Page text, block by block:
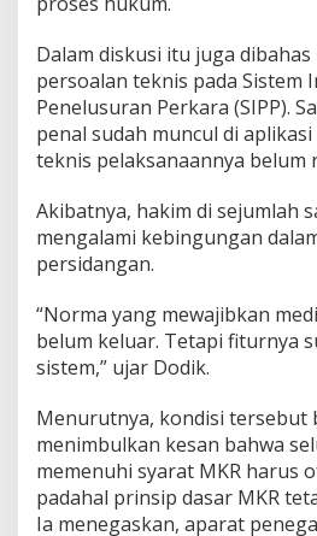
Dalam diskusi itu juga dibahas
persoalan teknis pada Sistem
Penelusuran Perkara (SIPP).
penal sudah muncul di
teknis pelaksanaannya belum
Akibatnya, hakim di sejumlah
mengalami kebingungan
persidangan.
“Norma yang mewajibkan
belum keluar. Tetapi fiturnya
sistem,” ujar Dodik.
Menurutnya, kondisi tersebut
menimbulkan kesan bahwa
memenuhi syarat MKR harus
padahal prinsip dasar MKR
Ia menegaskan, aparat